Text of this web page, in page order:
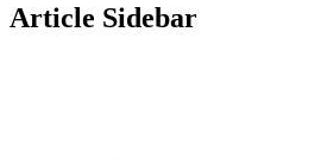
Article Sidebar